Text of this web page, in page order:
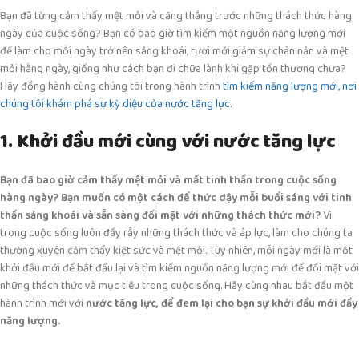
Bạn đã từng cảm thấy mệt mỏi và căng thẳng trước những thách thức hàng
ngày của cuộc sống? Bạn có bao giờ tìm kiếm một nguồn năng lượng mới
để làm cho mỗi ngày trở nên sảng khoái, tươi mới giảm sự chán nản và mệt
mỏi hằng ngày, giống như cách bạn đi chữa lành khi gặp tồn thương chưa?
Hãy đồng hành cùng chúng tôi trong hành trìnhtìm kiếm năng lượng mới, nơi
chúng tôi khám phá sự kỳ diệu của nước tăng lực.
1. Khởi đầu mới cùng với nước tăng lực
Bạn đã bao giờ cảm thấy mệt mỏi và mất tinh thần trong cuộc sống
hàng ngày? Bạn muốn có một cách để thức dậy mỗi buổi sáng với tinh
thần sảng khoái và sẵn sàng đối mặt với những thách thức mới?Vì
trong cuộc sống luôn đầy rẫy những thách thức và áp lực, làm cho chúng ta
thường xuyên cảm thấy kiệt sức và mệt mỏi. Tuy nhiên, mỗi ngày mới là một
khởi đầu mới để bắt đầu lại và tìm kiếm nguồn năng lượng mới để đối mặt với
những thách thức và mục tiêu trong cuộc sống. Hãy cùng nhau bắt đầu một
hành trình mới với nước tăng lực, để đem lại cho bạn sự khởi đầu mới đầy
năng lượng.